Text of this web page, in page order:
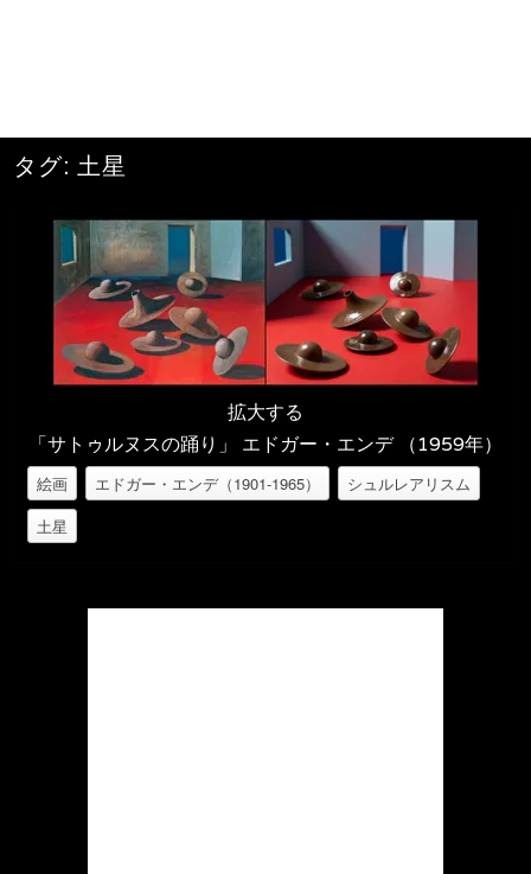
タグ:土星
拡大する
「サトゥルヌスの踊り」 エドガー・エンデ （1959年）
絵画 エドガー・エンデ（1901-1965）
シュルレアリスム
土星